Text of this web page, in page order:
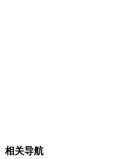
相关导航